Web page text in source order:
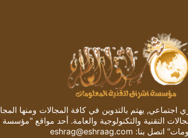
يهتم بالتدوين في كافة المجالات ومنها
التقنية والتكنولوجية والعامة. أحد مواقع "مؤسسة
اتصل بنا: eshrag@eshraag.com